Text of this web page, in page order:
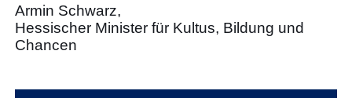
Armin Schwarz,
Hessischer Minister für Kultus, Bildung und
Chancen